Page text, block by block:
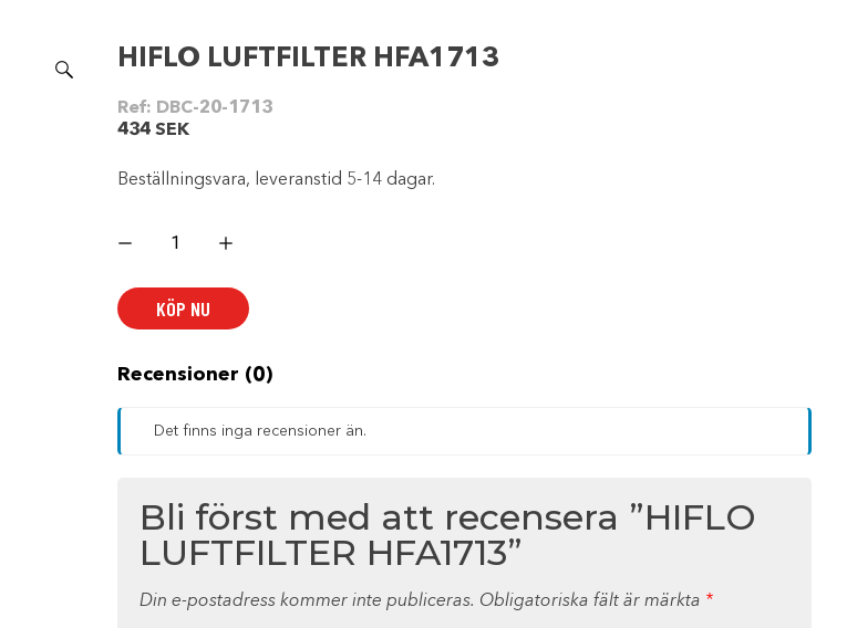
HIFLO LUFTFILTER HFA1713
Ref: DBC-20-1713
434 SEK
Beställningsvara, leveranstid 5-14 dagar.
LUFTFILTER
KÖP NU
Recensioner (0)
Det finns inga recensioner än.
Bli först med att recensera ”HIFLO
LUFTFILTER HFA1713”
Din e-postadress kommer inte publiceras. Obligatoriska fält är märkta *